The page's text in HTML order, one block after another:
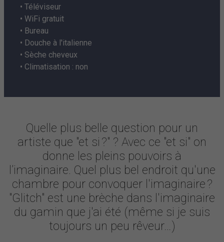
• Téléviseur
• WiFi gratuit
• Bureau
• Douche à l'italienne
• Sèche cheveux
• Climatisation : non
Quelle plus belle question pour un
artiste que "et si ?" ? Avec ce "et si" on
donne les pleins pouvoirs à
l’imaginaire. Quel plus bel endroit qu'une
chambre pour convoquer l'imaginaire ?
"Glitch" est une brèche dans l'imaginaire
du gamin que j'ai été (même si je suis
toujours un peu rêveur…)